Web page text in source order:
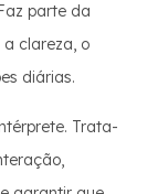
parte da
clareza, o
diárias.
Trata-